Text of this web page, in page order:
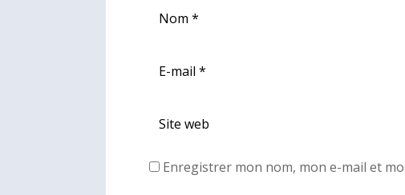
Enregistrer mon nom, mon e-mail et